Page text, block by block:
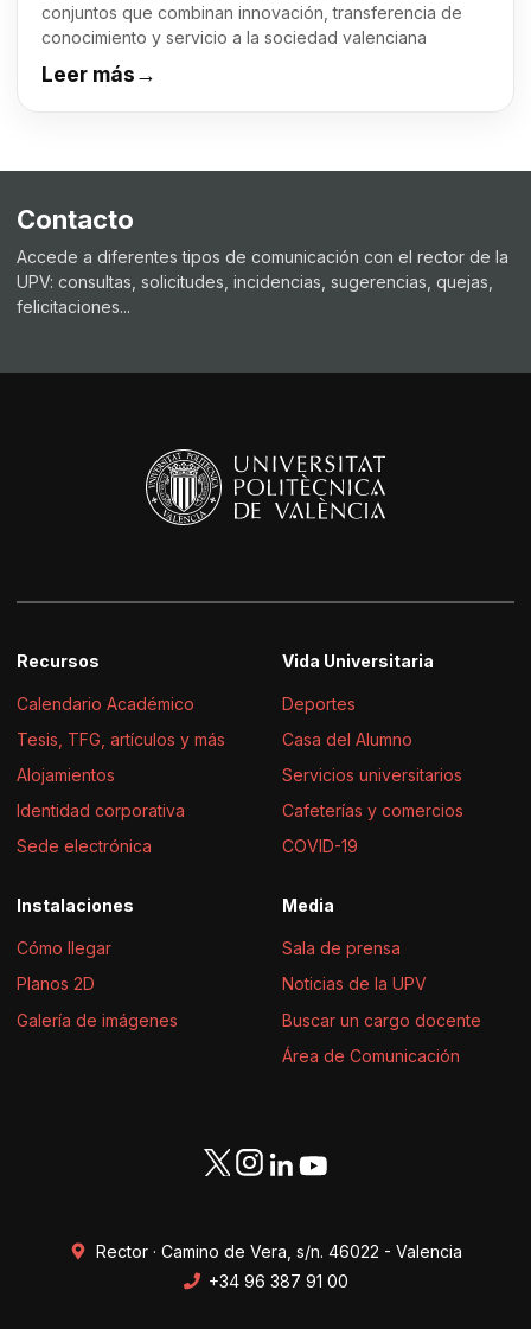
conjuntos que combinan innovación, transferencia de
conocimiento y servicio a la sociedad valenciana
Leer más→
Contacto
Accede a diferentes tipos de comunicación con el rector de la
UPV: consultas, solicitudes, incidencias, sugerencias, quejas,
felicitaciones...
Recursos
Calendario Académico
Tesis, TFG, artículos y más
Alojamientos
Identidad corporativa
Sede electrónica
Vida Universitaria
Deportes
Casa del Alumno
Servicios universitarios
Cafeterías y comercios
COVID-19
Instalaciones
Cómo llegar
Planos 2D
Galería de imágenes
Media
Sala de prensa
Noticias de la UPV
Buscar un cargo docente
Área de Comunicación
Rector · Camino de Vera, s/n. 46022 - Valencia
+34 96 387 91 00